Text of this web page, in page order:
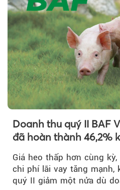
Doanh thu quý II BAF
đã hoàn thành 46,2%
Giá heo thấp hơn cùng
chi phí lãi vay tăng mạnh,
quý II giảm một nửa dù